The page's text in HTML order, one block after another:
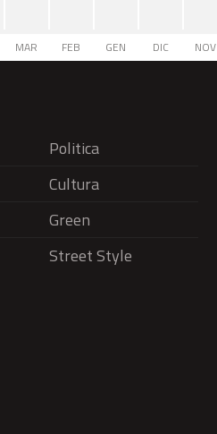
MAR FEB GEN DIC NOV
Politica
Cultura
Green
Street Style